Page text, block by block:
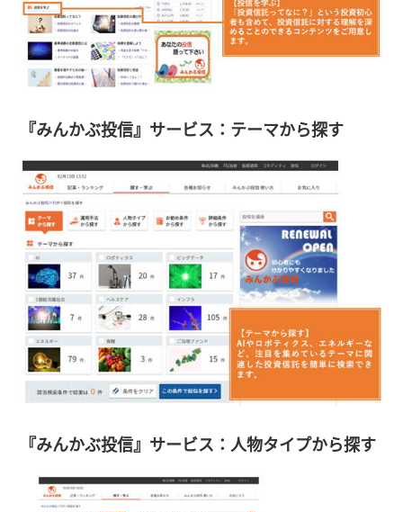
『みんかぶ投信』サービス：テーマから探す
『みんかぶ投信』サービス：人物タイプから探す